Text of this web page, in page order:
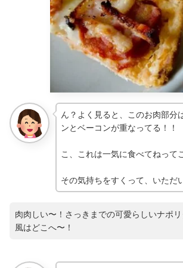
ん？よく見ると、このお肉部分
ンとベーコンが重なってる！！
こ、これは一気に食べてねって
その気持ちをすくって、いただ
肉肉しい〜！さっきまでの可愛らしいナポ
風はどこへ〜！